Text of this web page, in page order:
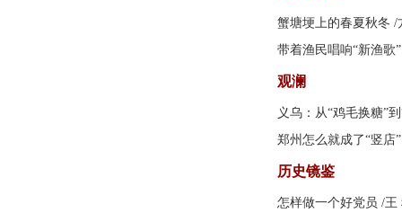
蟹塘埂上的春夏秋冬 /
带着渔民唱响“新渔歌”
观澜
义乌：从“鸡毛换糖”
郑州怎么就成了“竖店”
历史镜鉴
怎样做一个好党员 /王